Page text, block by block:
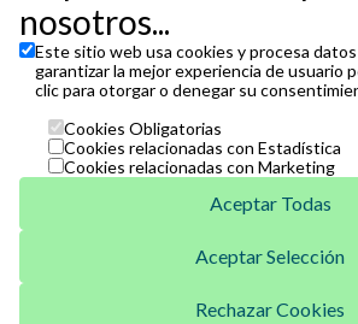
Venta Telefónica
nosotros...
Este sitio web usa cookies y procesa
garantizar la mejor experiencia de usuario
clic para otorgar o denegar su
Cookies Obligatorias
Cookies relacionadas con Estadística
Cookies relacionadas con Marketing
Aceptar Todas
Aceptar Selección
Rechazar Cookies